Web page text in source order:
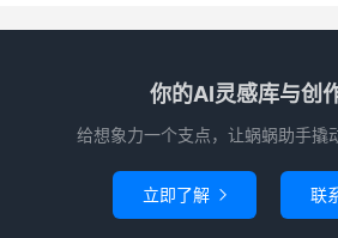
你的AI灵感库与创
给想象力一个支点，让蜗蜗助手撬
立即了解  联